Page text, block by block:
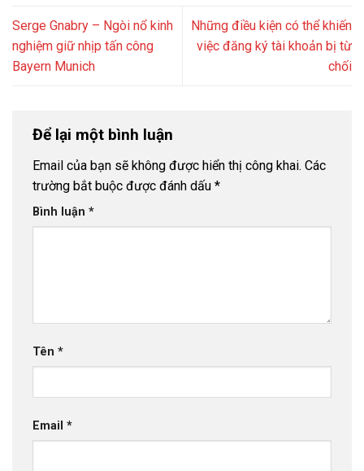
Serge Gnabry – Ngòi nổ kinh
nghiệm giữ nhịp tấn công
Bayern Munich
Những điều kiện có thể khiến
việc đăng ký tài khoản bị từ
chối
Để lại một bình luận
Email của bạn sẽ không được hiển thị công khai. Các
trường bắt buộc được đánh dấu *
Bình luận *
Tên *
Email *